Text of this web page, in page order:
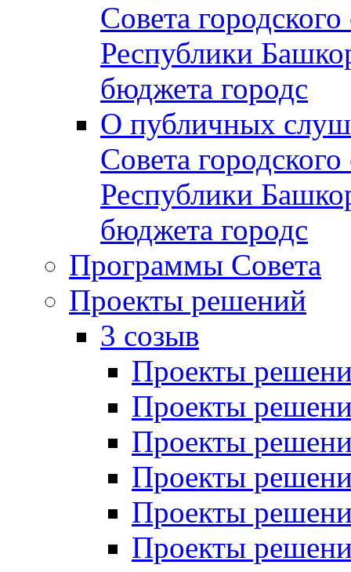
Совета
Республики
бюджета городс
О публичных
Совета
Республики
бюджета городс
Программы Совета
Проекты решений
3 созыв
Проекты
Проекты
Проекты
Проекты
Проекты
Проекты